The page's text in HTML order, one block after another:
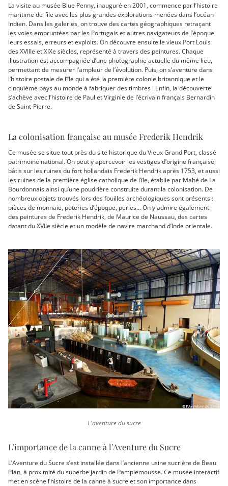
La visite au musée Blue Penny, inauguré en 2001, commence par l’histoire
maritime de l’île avec les plus grandes explorations menées dans l’océan
Indien. Dans les galeries, on trouve des cartes géographiques retraçant
les voies empruntées par les Portugais et autres navigateurs de l’époque,
leurs essais, erreurs et exploits. On découvre ensuite le vieux Port Louis
des XVIIIe et XIXe siècles, représenté à travers des peintures. Chaque
illustration est accompagnée d’une photographie actuelle du même lieu,
permettant de mesurer l’ampleur de l’évolution. Puis, on s’aventure dans
l’histoire postale de l’île qui a été la première colonie britannique et le
cinquième pays au monde à fabriquer des timbres ! Enfin, la découverte
s’achève avec l’histoire de Paul et Virginie de l’écrivain français Bernardin
de Saint-Pierre.
La colonisation française au musée Frederik Hendrik
Ce musée se situe tout près du site historique du Vieux Grand Port, classé
patrimoine national. On peut y apercevoir les vestiges d’origine française,
bâtis sur les ruines du fort hollandais Frederik Hendrik après 1753, et aussi
les ruines de la première église catholique de l’île, établie par Mahé de La
Bourdonnais ainsi qu’une poudrière construite durant la colonisation. De
nombreux objets trouvés lors des fouilles archéologiques sont présents :
pièces de monnaie, poteries d’époque, perles... On y admire également
des peintures de Frederik Hendrik, de Maurice de Naussau, des cartes
datant du XVIIe siècle et un modèle de navire marchand d’Inde orientale.
L’importance de la canne à l’Aventure du Sucre
L’Aventure du Sucre s’est installée dans l’ancienne usine sucrière de Beau
Plan, à proximité du superbe jardin de Pamplemousse. Ce musée interactif
met en scène l’histoire de la canne à sucre et son importance dans
Previous Next
L'aventure du sucre